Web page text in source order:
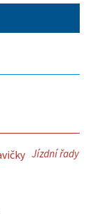
Jízdní řady